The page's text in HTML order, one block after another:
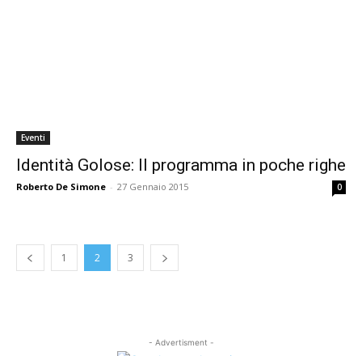
Eventi
Identità Golose: Il programma in poche righe
Roberto De Simone - 27 Gennaio 2015 0
1 2 3
- Advertisment -